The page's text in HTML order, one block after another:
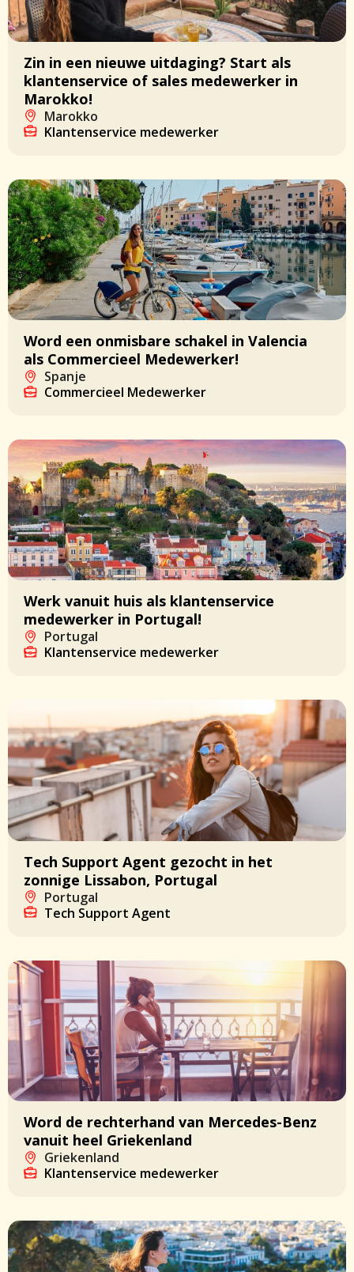
Zin in een nieuwe uitdaging? Start als
klantenservice of sales medewerker in
Marokko!
Marokko
Klantenservice medewerker
Word een onmisbare schakel in Valencia
als Commercieel Medewerker!
Spanje
Commercieel Medewerker
Werk vanuit huis als klantenservice
medewerker in Portugal!
Portugal
Klantenservice medewerker
Tech Support Agent gezocht in het
zonnige Lissabon, Portugal
Portugal
Tech Support Agent
Word de rechterhand van Mercedes-Benz
vanuit heel Griekenland
Griekenland
Klantenservice medewerker